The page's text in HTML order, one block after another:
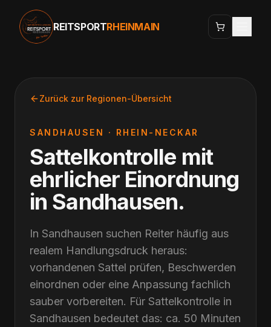
REITSPORTRHEINMAIN
Zurück zur Regionen-Übersicht
SANDHAUSEN · RHEIN-NECKAR
Sattelkontrolle mit
ehrlicher Einordnung
in Sandhausen.
In Sandhausen suchen Reiter häufig aus
realem Handlungsdruck heraus:
vorhandenen Sattel prüfen, Beschwerden
einordnen oder eine Anpassung fachlich
sauber vorbereiten. Für Sattelkontrolle in
Sandhausen bedeutet das: ca. 50 Minuten